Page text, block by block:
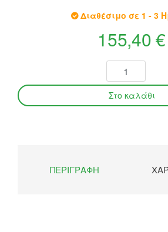
Διαθέσιμο σε 1 - 3
155,40 €
ΠΕΡΙΓΡΑΦΉ